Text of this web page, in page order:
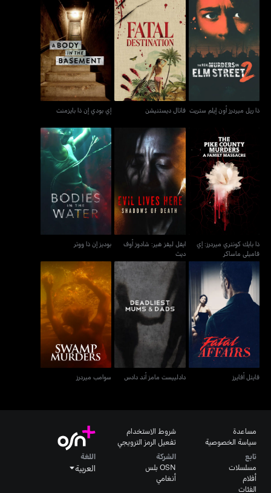
ذا ريل ميردرز أون إيلم
ستريت
ذا ريل ميردرز أون إيلم ستريت
فاتال ديستنيشن
فاتال ديستنيشن
إي بودي إن ذا بايزمنت
إي بودي إن ذا بايزمنت
ذا بايك كونتري ميردرز: إي
فاميلي ماساكر
ذا بايك كونتري ميردرز: إي
فاميلي ماساكر
ايفل ليفز هير: شادوز أوف
ديث
ايفل ليفز هير: شادوز أوف
ديث
بوديز إن ذا ووتر
بوديز إن ذا ووتر
فايتل أفايرز
فايتل أفايرز
دادلييست مامز أند دادس
دادلييست مامز أند دادس
سوامب ميردرز
سوامب ميردرز
مساعدة
سياسة الخصوصية
شروط الاستخدام
تفعيل الرمز الترويجي
تابع
مسلسلات
أفلام
الفئات
الشركة
OSN بلس
أنغامي
اللغة
العربية